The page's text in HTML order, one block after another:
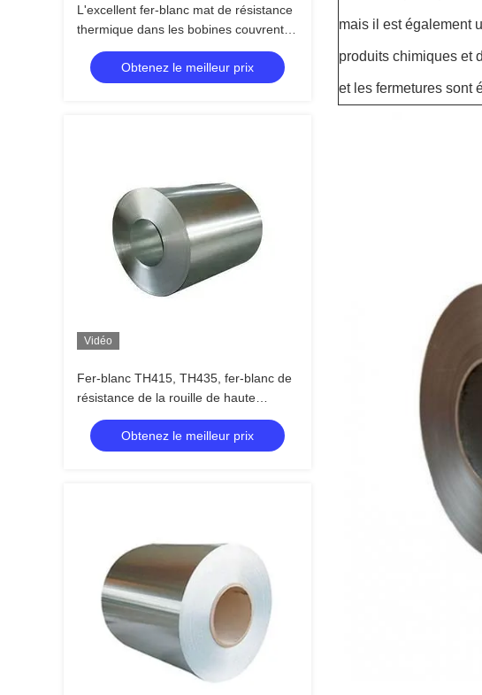
L'excellent fer-blanc mat de résistance
thermique dans les bobines couvrent
TFS SPTE
Obtenez le meilleur prix
Vidéo
Fer-blanc TH415, TH435, fer-blanc de
résistance de la rouille de haute
catégorie de la feuille SPTE de bobine
de TH520 TFSObtenez le meilleur prix
mais il est également
produits chimiques et
et les fermetures sont